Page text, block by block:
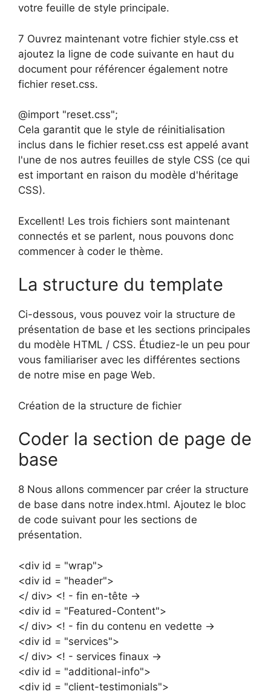
votre feuille de style principale.
7 Ouvrez maintenant votre fichier style.css et
ajoutez la ligne de code suivante en haut du
document pour référencer également notre
fichier reset.css.
@import "reset.css";
Cela garantit que le style de réinitialisation
inclus dans le fichier reset.css est appelé avant
l'une de nos autres feuilles de style CSS (ce qui
est important en raison du modèle d'héritage
CSS).
Excellent! Les trois fichiers sont maintenant
connectés et se parlent, nous pouvons donc
commencer à coder le thème.
La structure du template
Ci-dessous, vous pouvez voir la structure de
présentation de base et les sections principales
du modèle HTML / CSS. Étudiez-le un peu pour
vous familiariser avec les différentes sections
de notre mise en page Web.
Création de la structure de fichier
Coder la section de page de
base
8 Nous allons commencer par créer la structure
de base dans notre index.html. Ajoutez le bloc
de code suivant pour les sections de
présentation.
<div id = "wrap">
<div id = "header">
</ div> <! - fin en-tête ->
<div id = "Featured-Content">
</ div> <! - fin du contenu en vedette ->
<div id = "services">
</ div> <! - services finaux ->
<div id = "additional-info">
<div id = "client-testimonials">